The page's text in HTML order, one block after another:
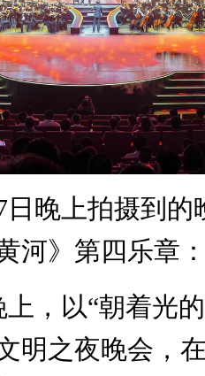
晚上拍摄到的
河》第四乐章
，以“朝着光的
明之夜晚会，